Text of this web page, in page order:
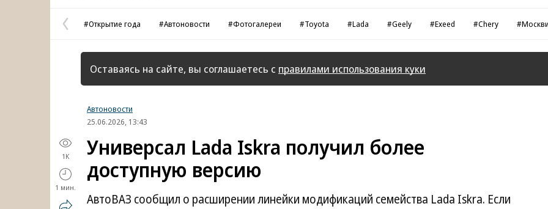
Предыдущая
страница
#Открытие года #Автоновости #Фотогалереи #Toyota #Lada #Geely #Exeed #Chery
Оставаясь на сайте, вы соглашаетесь с правилами использования куки
Автоновости
25.06.2026, 13:43
1K
1 мин.
Универсал Lada Iskra получил более
доступную версию
АвтоВАЗ сообщил о расширении линейки модификаций семейства Lada Iskra. Если